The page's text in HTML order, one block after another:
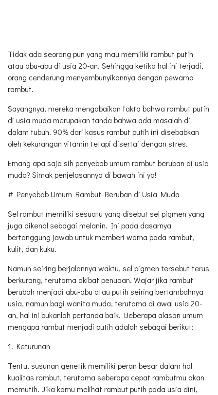
Tidak ada seorang pun yang mau memiliki rambut putih
atau abu-abu di usia 20-an. Sehingga ketika hal ini terjadi,
orang cenderung menyembunyikannya dengan pewarna
rambut.
Sayangnya, mereka mengabaikan fakta bahwa rambut putih
di usia muda merupakan tanda bahwa ada masalah di
dalam tubuh. 90% dari kasus rambut putih ini disebabkan
oleh kekurangan vitamin tetapi disertai dengan stres.
Emang apa saja sih penyebab umum rambut beruban di usia
muda? Simak penjelasannya di bawah ini ya!
# Penyebab Umum Rambut Beruban di Usia Muda
Sel rambut memiliki sesuatu yang disebut sel pigmen yang
juga dikenal sebagai melanin. Ini pada dasarnya
bertanggung jawab untuk memberi warna pada rambut,
kulit, dan kuku.
Namun seiring berjalannya waktu, sel pigmen tersebut terus
berkurang, terutama akibat penuaan. Wajar jika rambut
berubah menjadi abu-abu atau putih seiring bertambahnya
usia, namun bagi wanita muda, terutama di awal usia 20-
an, hal ini bukanlah pertanda baik. Beberapa alasan umum
mengapa rambut menjadi putih adalah sebagai berikut:
1. Keturunan
Tentu, susunan genetik memiliki peran besar dalam hal
kualitas rambut, terutama seberapa cepat rambutmu akan
memutih. Jika kamu melihat rambut putih pada usia dini,